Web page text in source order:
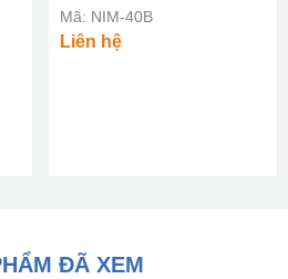
Mã: NIM-40B
Liên hệ
ĐÃ XEM